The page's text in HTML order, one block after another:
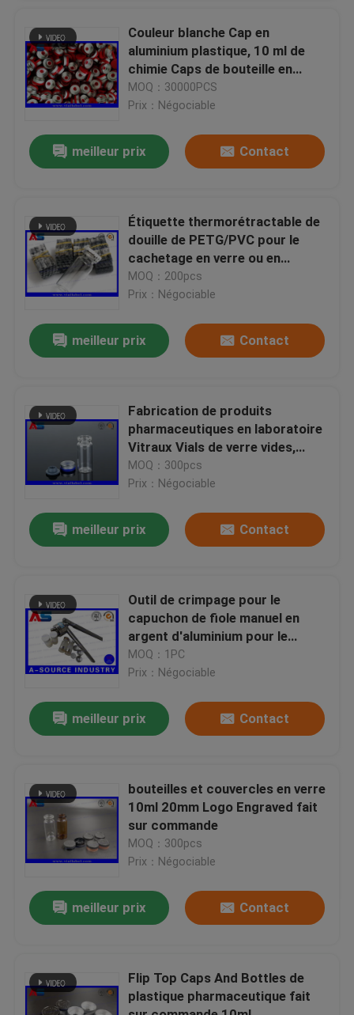
Produits
Au sujet de nous
Visite d'usine
Contactez-nous
Demandez une citation
labels de la fiole 10mL
Petits labels de bouteille
Couleur blanche Cap en
aluminium plastique, 10 ml de
chimie Caps de bouteille en
aluminium
MOQ：30000PCS
Prix：Négociable
meilleur prix Contact
Étiquette thermorétractable de
douille de PETG/PVC pour le
cachetage en verre ou en
plastique de capsule de la
bouteille 10ml
MOQ：200pcs
Prix：Négociable
meilleur prix Contact
Fabrication de produits
pharmaceutiques en laboratoire
Vitraux Vials de verre vides,
gouttière et bouchons en
plastique, petits flacons de verre
MOQ：300pcs
Prix：Négociable
meilleur prix Contact
Outil de crimpage pour le
capuchon de fiole manuel en
argent d'aluminium pour le
capuchon en plastique de 13 mm
/ 20 mm
MOQ：1PC
Prix：Négociable
meilleur prix Contact
bouteilles et couvercles en verre
10ml 20mm Logo Engraved fait
sur commande
MOQ：300pcs
Prix：Négociable
meilleur prix Contact
Flip Top Caps And Bottles de
plastique pharmaceutique fait